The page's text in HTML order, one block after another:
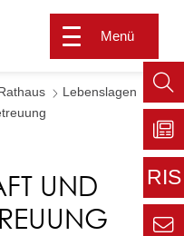
Menü
Lebenslagen
UND
Zu
RIS
Zur